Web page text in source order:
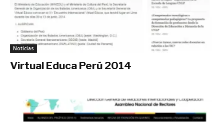
Noticias
Virtual Educa Perú 2014